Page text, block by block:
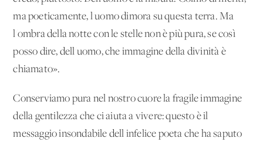
ma poeticamente, l'uomo dimora su questa terra. Ma
l'ombra della notte con le stelle non è più pura, se così
posso dire, dell'uomo, che immagine della divinità è
chiamato».
Conserviamo pura nel nostro cuore la fragile immagine
della gentilezza che ci aiuta a vivere: questo è il
messaggio insondabile dell'infelice poeta che ha saputo